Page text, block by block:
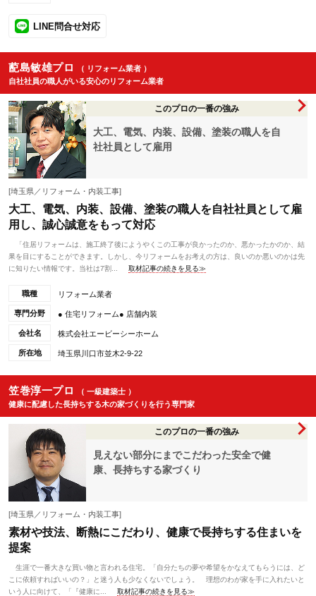
LINE問合せ対応
蓜島敏雄プロ
（ リフォーム業者 ）
自社社員の職人がいる安心のリフォーム業者
このプロの一番の強み
大工、電気、内装、設備、塗装の職人を自
社社員として雇用
[埼玉県／リフォーム・内装工事]
大工、電気、内装、設備、塗装の職人を自社社員として雇
用し、誠心誠意をもって対応
「住居リフォームは、施工終了後にようやくこの工事が良かったのか、悪かったかのか、結
果を目にすることができます。しかし、今リフォームをお考えの方は、良いのか悪いのかは先
に知りたい情報です。当社は7割...
取材記事の続きを見る≫
職種 リフォーム業者
専門分野 ● 住宅リフォーム● 店舗内装
会社名 株式会社エービーシーホーム
所在地 埼玉県川口市並木2-9-22
笠巻淳一プロ
（ 一級建築士 ）
健康に配慮した長持ちする木の家づくりを行う専門家
このプロの一番の強み
見えない部分にまでこだわった安全で健
康、長持ちする家づくり
[埼玉県／リフォーム・内装工事]
素材や技法、断熱にこだわり、健康で長持ちする住まいを
提案
生涯で一番大きな買い物と言われる住宅。「自分たちの夢や希望をかなえてもらうには、ど
こに依頼すればいいの？」と迷う人も少なくないでしょう。 理想のわが家を手に入れたいと
いう人に向けて、「『健康に...
取材記事の続きを見る≫